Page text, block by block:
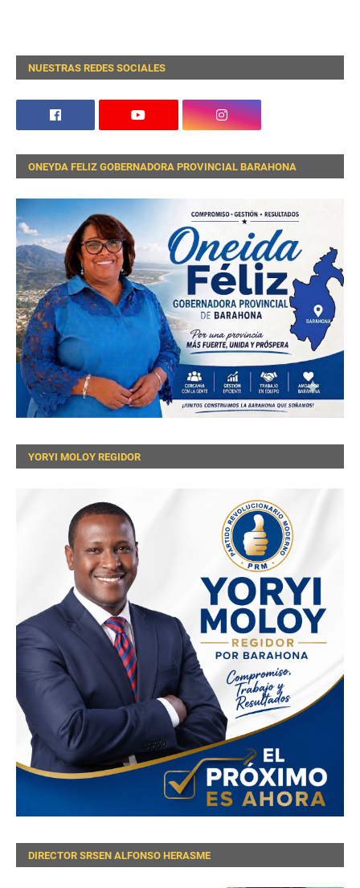
NUESTRAS REDES SOCIALES
ONEYDA FELIZ GOBERNADORA PROVINCIAL BARAHONA
YORYI MOLOY REGIDOR
DIRECTOR SRSEN ALFONSO HERASME